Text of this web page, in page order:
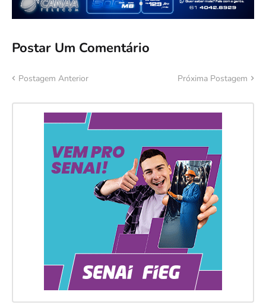
Postar Um Comentário
Postagem Anterior Próxima Postagem